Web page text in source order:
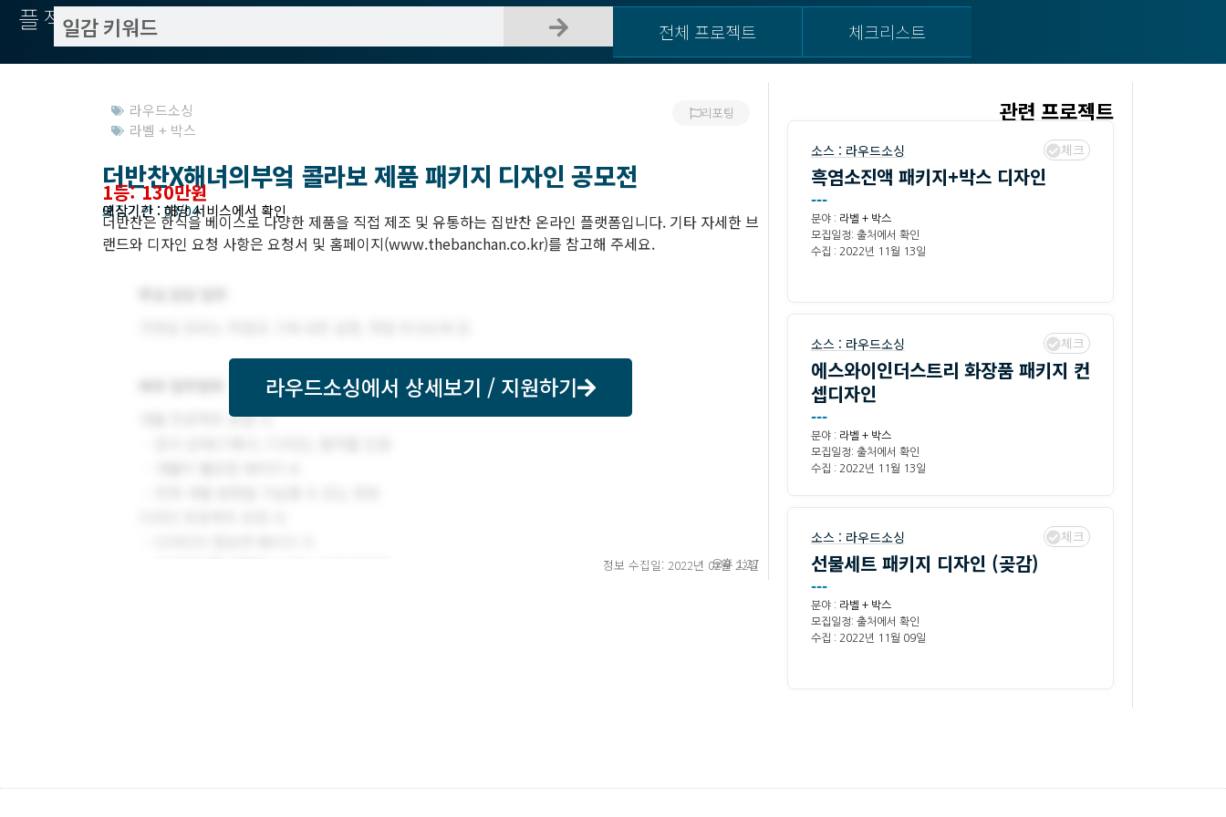
플젝서치 전체 프로젝트 체크리스트
라우드소싱
라벨 + 박스
리포팅
더반찬X해녀의부엌 콜라보 제품 패키지 디자인 공모전
1등: 130만원
모집기한 : 03/04
예상기간 : 해당 서비스에서 확인
더반찬은 한식을 베이스로 다양한 제품을 직접 제조 및 유통하는 집반찬 온라인 플랫폼입니다. 기타 자세한 브
랜드와 디자인 요청 사항은 요청서 및 홈페이지(www.thebanchan.co.kr)를 참고해 주세요.
라우드소싱에서 상세보기 / 지원하기
정보 수집일: 2022년 02월 22일
오후 1:27
관련 프로젝트
소스 : 라우드소싱 체크
흑염소진액 패키지+박스 디자인
---
분야 : 라벨 + 박스
모집일정: 출처에서 확인
수집 : 2022년 11월 13일
소스 : 라우드소싱 체크
에스와이인더스트리 화장품 패키지 컨
셉디자인
---
분야 : 라벨 + 박스
모집일정: 출처에서 확인
수집 : 2022년 11월 13일
소스 : 라우드소싱 체크
선물세트 패키지 디자인 (곶감)
---
분야 : 라벨 + 박스
모집일정: 출처에서 확인
수집 : 2022년 11월 09일